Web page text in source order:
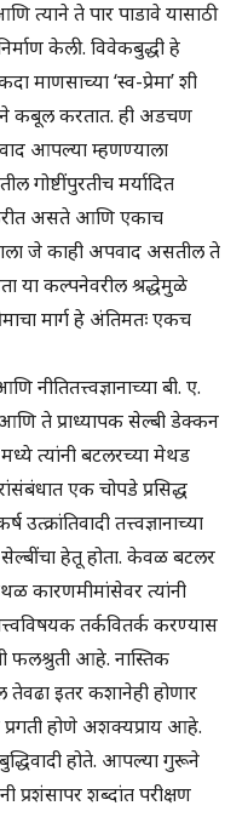
त्याने ते पार पाडावे यासाठी
केली. विवेकबुद्धी हे
माणसाच्या ‘स्व-प्रेमा’ शी
कबूल करतात. ही अडचण
आपल्या म्हणण्याला
गोष्टींपुरतीच मर्यादित
असते आणि एकाच
जे काही अपवाद असतील ते
या कल्पनेवरील श्रद्धेमुळे
मार्ग हे अंतिमतः एकच
नीतितत्त्वज्ञानाच्या बी. ए.
आणि ते प्राध्यापक सेल्बी डेक्कन
त्यांनी बटलरच्या मेथड
एक चोपडे प्रसिद्ध
तत्त्वज्ञानाच्या
सेल्बींचा हेतू होता. केवळ बटलर
कारणमीमांसेवर त्यांनी
तर्कवितर्क करण्यास
फलश्रुती आहे. नास्तिक
तेवढा इतर कशानेही होणार
प्रगती होणे अशक्यप्राय आहे.
होते. आपल्या गुरूने
प्रशंसापर शब्दांत परीक्षण